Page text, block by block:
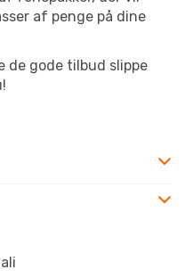
af penge på dine
de gode tilbud slippe